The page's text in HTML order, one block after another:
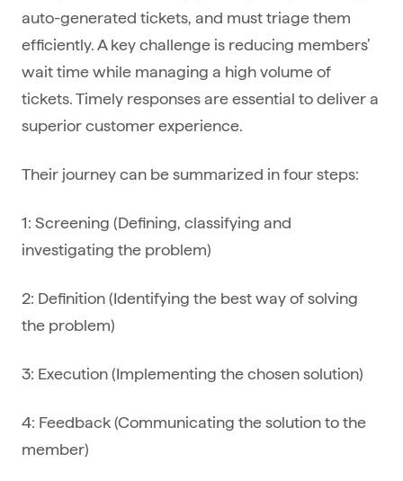
auto-generated tickets, and must triage them
efficiently. A key challenge is reducing members’
wait time while managing a high volume of
tickets. Timely responses are essential to deliver a
superior customer experience.
Their journey can be summarized in four steps:
1: Screening (Defining, classifying and
investigating the problem)
2: Definition (Identifying the best way of solving
the problem)
3: Execution (Implementing the chosen solution)
4: Feedback (Communicating the solution to the
member)